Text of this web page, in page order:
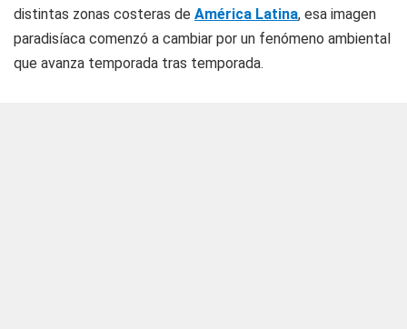
distintas zonas costeras de América Latina, esa imagen
paradisíaca comenzó a cambiar por un fenómeno ambiental
que avanza temporada tras temporada.